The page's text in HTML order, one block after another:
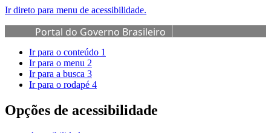
Ir direto para menu de acessibilidade.
Portal do Governo Brasileiro
Ir para o conteúdo 1
Ir para o menu 2
Ir para a busca 3
Ir para o rodapé 4
Opções de acessibilidade